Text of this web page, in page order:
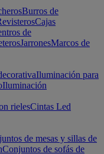
Burros de
Cajas
de
JarronesMarcos de
Iluminación para
Iluminación
rielesCintas Led
de mesas y sillas de
Conjuntos de sofás de